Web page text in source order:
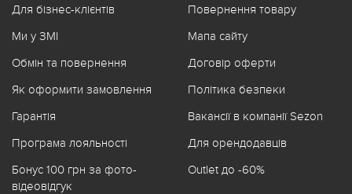
Для бізнес-клієнтів
Ми у ЗМІ
Обмін та повернення
Як оформити замовлення
Гарантія
Програма лояльності
Бонус 100 грн за фото-
відеовідгук
Повернення товару
Мапа сайту
Договір оферти
Політика безпеки
Вакансії в компанії Sezon
Для орендодавців
Outlet до -60%